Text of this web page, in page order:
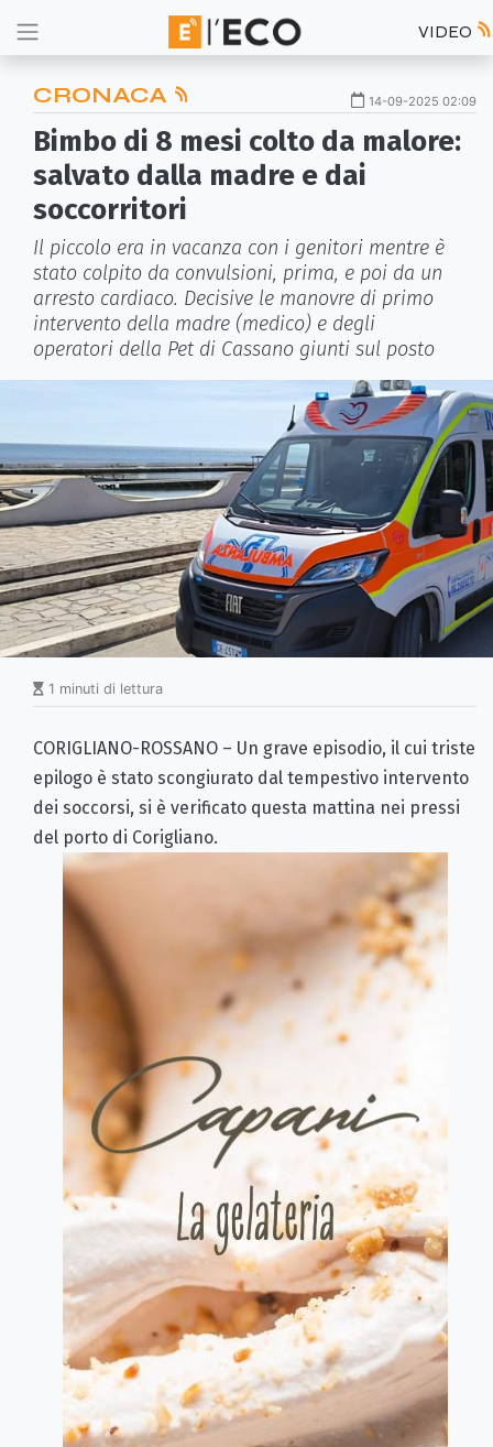
VIDEO
CRONACA 14-09-2025 02:09
Bimbo di 8 mesi colto da malore:
salvato dalla madre e dai
soccorritori
Il piccolo era in vacanza con i genitori mentre è
stato colpito da convulsioni, prima, e poi da un
arresto cardiaco. Decisive le manovre di primo
intervento della madre (medico) e degli
operatori della Pet di Cassano giunti sul posto
1 minuti di lettura
CORIGLIANO-ROSSANO – Un grave episodio, il cui triste
epilogo è stato scongiurato dal tempestivo intervento
dei soccorsi, si è verificato questa mattina nei pressi
del porto di Corigliano.